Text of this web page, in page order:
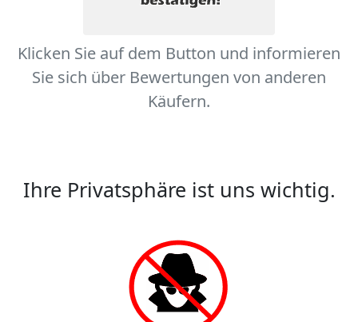
Klicken Sie auf dem Button und informieren
Sie sich über Bewertungen von anderen
Käufern.
Ihre Privatsphäre ist uns wichtig.